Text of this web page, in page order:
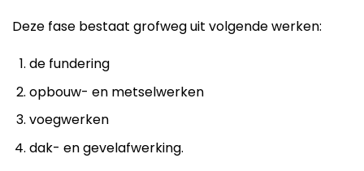
Deze fase bestaat grofweg uit volgende werken:
de fundering
opbouw- en metselwerken
voegwerken
dak- en gevelafwerking.